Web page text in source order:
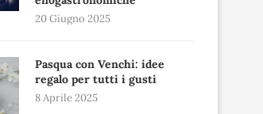
20 Giugno 2025
Pasqua con Venchi: idee
regalo per tutti i gusti
8 Aprile 2025